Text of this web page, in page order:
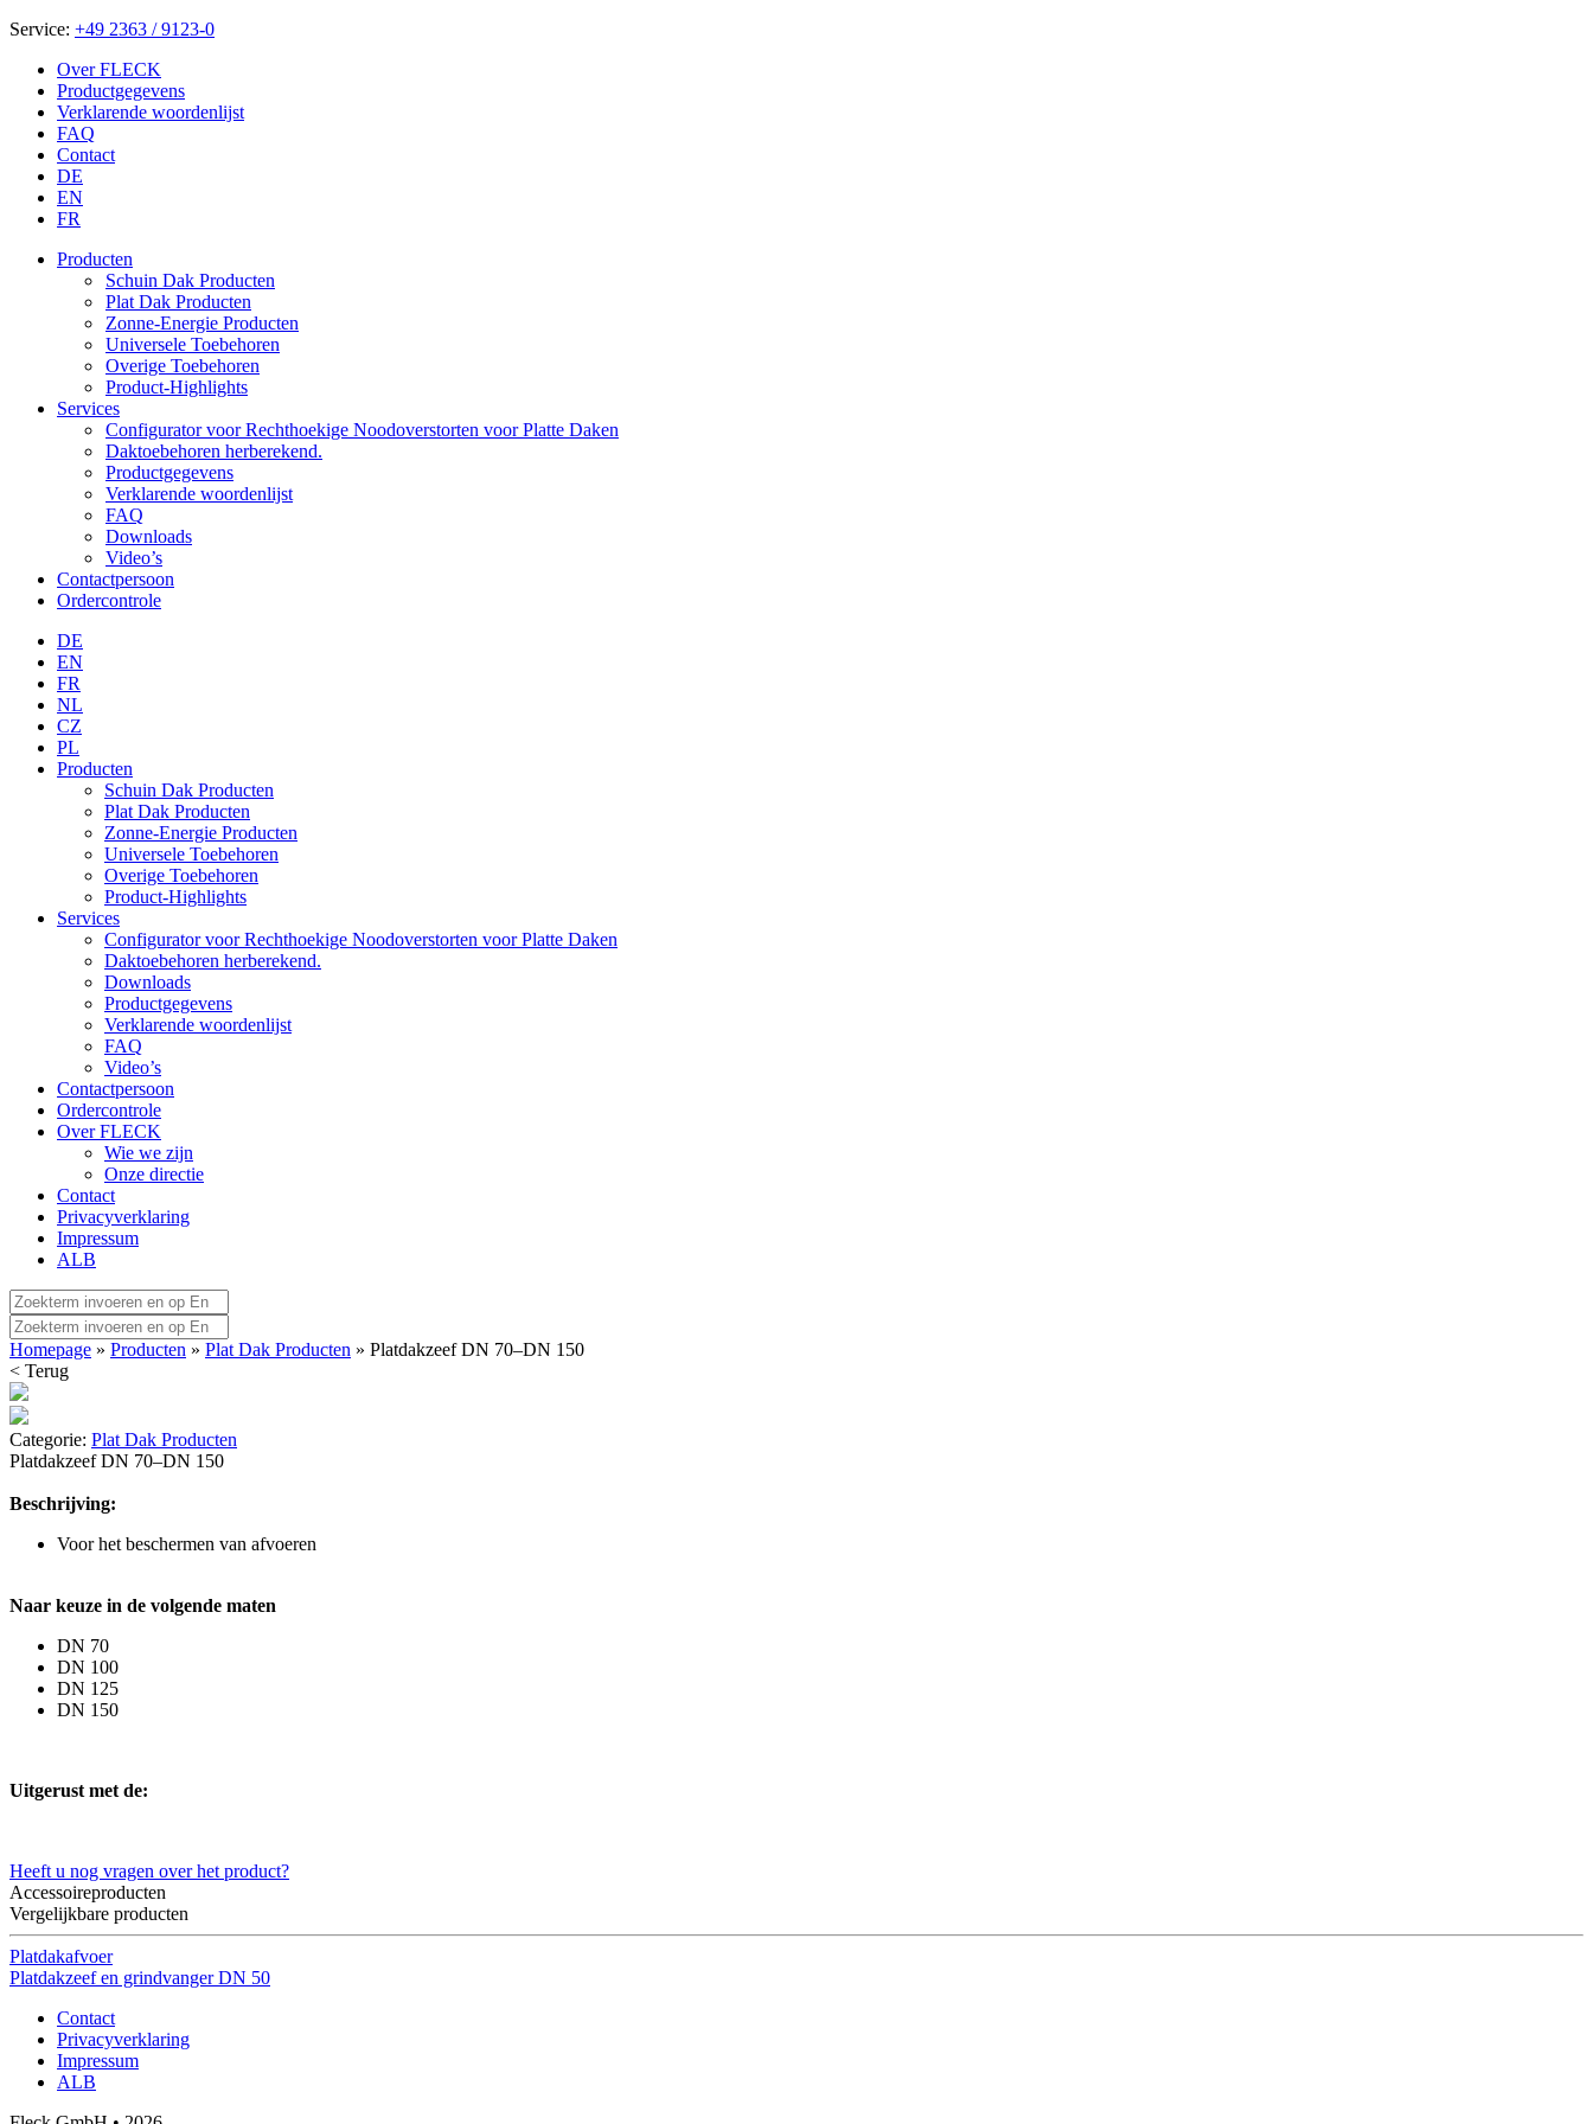
Service: +49 2363 / 9123-0
Over FLECK
Productgegevens
Verklarende woordenlijst
FAQ
Contact
DE
EN
FR
Producten
Schuin Dak Producten
Plat Dak Producten
Zonne-Energie Producten
Universele Toebehoren
Overige Toebehoren
Product-Highlights
Services
Configurator voor Rechthoekige Noodoverstorten voor Platte Daken
Daktoebehoren herberekend.
Productgegevens
Verklarende woordenlijst
FAQ
Downloads
Video’s
Contactpersoon
Ordercontrole
DE
EN
FR
NL
CZ
PL
Producten
Schuin Dak Producten
Plat Dak Producten
Zonne-Energie Producten
Universele Toebehoren
Overige Toebehoren
Product-Highlights
Services
Configurator voor Rechthoekige Noodoverstorten voor Platte Daken
Daktoebehoren herberekend.
Downloads
Productgegevens
Verklarende woordenlijst
FAQ
Video’s
Contactpersoon
Ordercontrole
Over FLECK
Wie we zijn
Onze directie
Contact
Privacyverklaring
Impressum
ALB
Homepage » Producten » Plat Dak Producten » Platdakzeef DN 70–DN 150
< Terug
Categorie: Plat Dak Producten
Platdakzeef DN 70–DN 150
Beschrijving:
Voor het beschermen van afvoeren
Naar keuze in de volgende maten
DN 70
DN 100
DN 125
DN 150
Uitgerust met de:
Heeft u nog vragen over het product?
Accessoireproducten
Vergelijkbare producten
Platdakafvoer
Platdakzeef en grindvanger DN 50
Contact
Privacyverklaring
Impressum
ALB